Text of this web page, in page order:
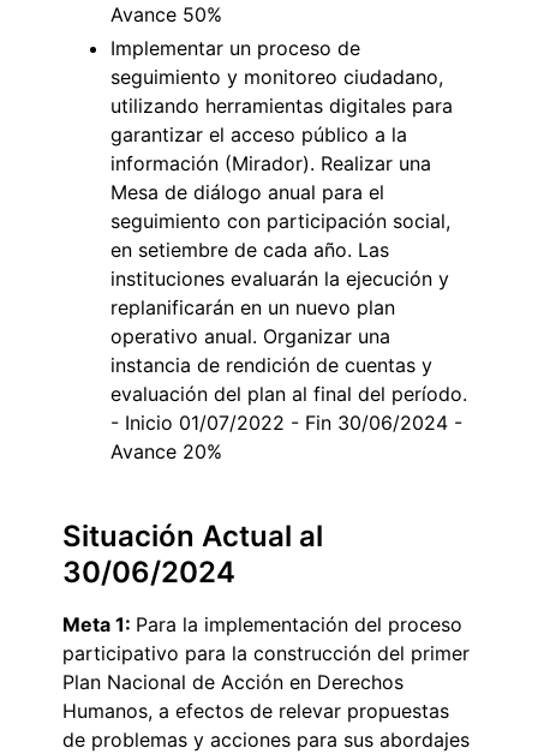
Avance 50%
Implementar un proceso de
seguimiento y monitoreo ciudadano,
utilizando herramientas digitales para
garantizar el acceso público a la
información (Mirador). Realizar una
Mesa de diálogo anual para el
seguimiento con participación social,
en setiembre de cada año. Las
instituciones evaluarán la ejecución y
replanificarán en un nuevo plan
operativo anual. Organizar una
instancia de rendición de cuentas y
evaluación del plan al final del período.
- Inicio 01/07/2022 - Fin 30/06/2024 -
Avance 20%
Situación Actual al
30/06/2024
Meta 1: Para la implementación del proceso
participativo para la construcción del primer
Plan Nacional de Acción en Derechos
Humanos, a efectos de relevar propuestas
de problemas y acciones para sus abordajes